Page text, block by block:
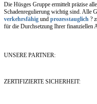
Die Hüsges Gruppe ermittelt präzise
Schadenregulierung wichtig sind. Alle
verkehrsfähig und prozesstauglich ?
für die Durchsetzung Ihrer finanziellen
UNSERE PARTNER:
ZERTIFIZIERTE SICHERHEIT: